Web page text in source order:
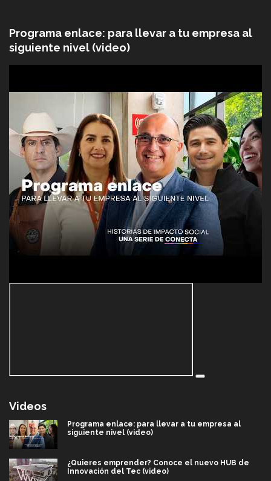
Programa enlace: para llevar a tu empresa al
siguiente nivel (video)
Videos
Programa enlace: para llevar a tu empresa al
siguiente nivel (video)
¿Quieres emprender? Conoce el nuevo HUB de
Innovación del Tec (video)